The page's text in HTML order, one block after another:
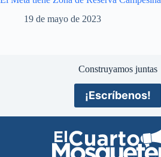
19 de mayo de 2023
Construyamos juntas
¡Escríbenos!